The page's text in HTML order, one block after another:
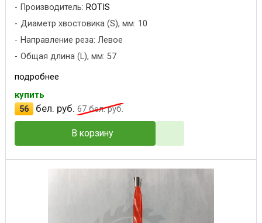
Производитель: ROTIS
Диаметр хвостовика (S), мм: 10
Направление реза: Левое
Общая длина (L), мм: 57
подробнее
купить
56
бел. руб. 67бел. руб.
В корзину